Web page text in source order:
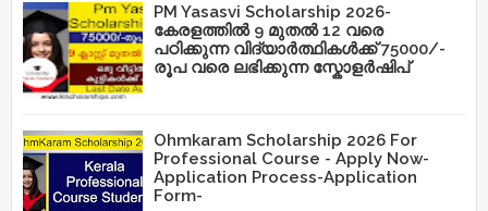
PM Yasasvi Scholarship 2026-
കേരളത്തിൽ 9 മുതൽ 12 വരെ
പഠിക്കുന്ന വിദ്യാർത്ഥികൾക്ക് 75000/-
രൂപ വരെ ലഭിക്കുന്ന സ്കോളർഷിപ്
Ohmkaram Scholarship 2026 For
Professional Course - Apply Now-
Application Process-Application
Form-